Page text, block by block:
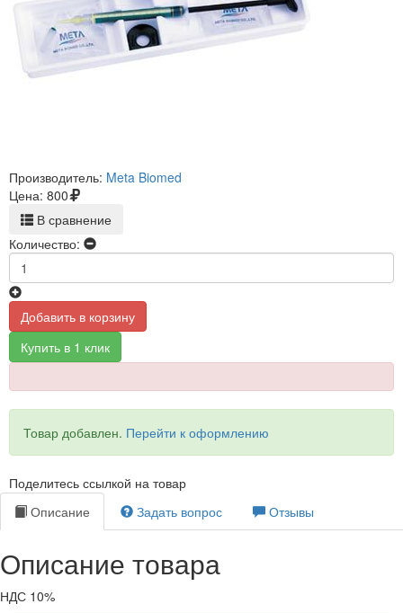
Производитель: Meta Biomed
Цена: 800
В сравнение
Количество:
Добавить в корзину
Купить в 1 клик
Товар добавлен. Перейти к оформлению
Поделитесь ссылкой на товар
Описание
Задать вопрос Отзывы
Описание товара
НДС 10%